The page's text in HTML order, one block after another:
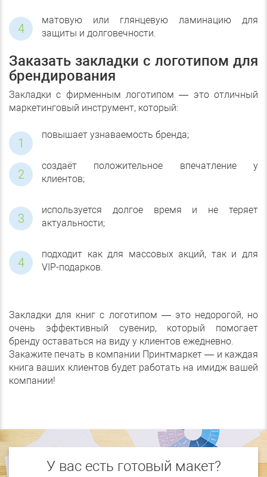
матовую или глянцевую ламинацию для
защиты и долговечности.
Заказать закладки с логотипом для
брендирования
Закладки с фирменным логотипом — это отличный
маркетинговый инструмент, который:
повышает узнаваемость бренда;
создаёт положительное впечатление у
клиентов;
используется долгое время и не теряет
актуальности;
подходит как для массовых акций, так и для
VIP-подарков.
Закладки для книг с логотипом — это недорогой, но
очень эффективный сувенир, который помогает
бренду оставаться на виду у клиентов ежедневно.
Закажите печать в компании Принтмаркет — и каждая
книга ваших клиентов будет работать на имидж вашей
компании!
У вас есть готовый макет?